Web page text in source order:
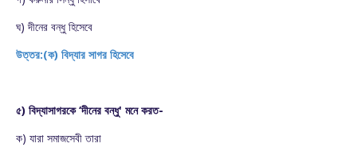
ঘ) দীনের বন্ধু হিসেবে
উত্তর:(ক) বিদ্যার সাগর হিসেবে
৫) বিদ্যাসাগরকে ‘দীনের বন্ধু' মনে করত-
ক) যারা সমাজসেবী তারা